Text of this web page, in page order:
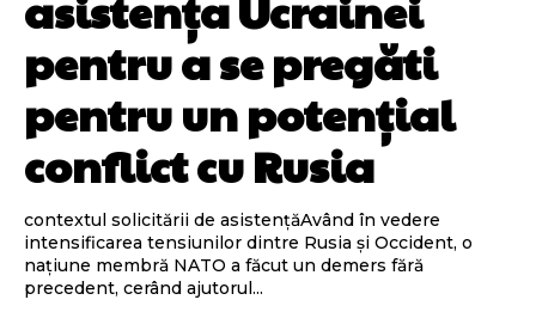
pentru a se pregăti
pentru un potențial
conflict cu Rusia
contextul solicitării de asistențăAvând în vedere
intensificarea tensiunilor dintre Rusia și Occident, o
națiune membră NATO a făcut un demers fără
precedent, cerând ajutorul...